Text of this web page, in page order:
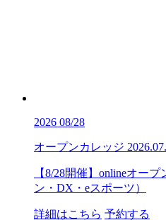
2026 08/28
オープンカレッジ
【8/28開催】onlineオー
ン・DX・eスポーツ）
詳細はこちら 予約する